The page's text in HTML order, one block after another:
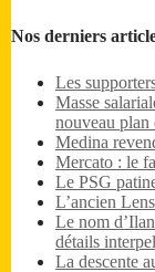
Nos derniers
Les
Masse
nouveau plan
Medina
Mercato : le
Le PSG
L’ancien
Le nom
détails
La descente